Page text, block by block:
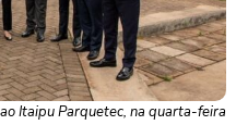
Itaipu Parquetec, na quarta-feira